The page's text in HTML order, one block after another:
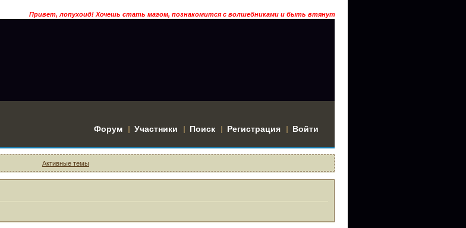
Привет, лопухоид! Хочешь стать магом, познакомится с волшебниками и быть втянутым в историю? Тогда заходи…
Форум Участники Поиск Регистрация Войти
Активные темы